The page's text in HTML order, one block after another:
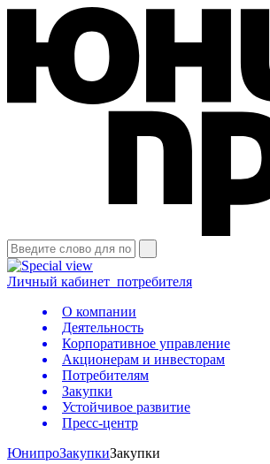
Личный кабинет потребителя
О компании
Деятельность
Корпоративное управление
Акционерам и инвесторам
Потребителям
Закупки
Устойчивое развитие
Пресс-центр
ЮнипроЗакупкиЗакупки